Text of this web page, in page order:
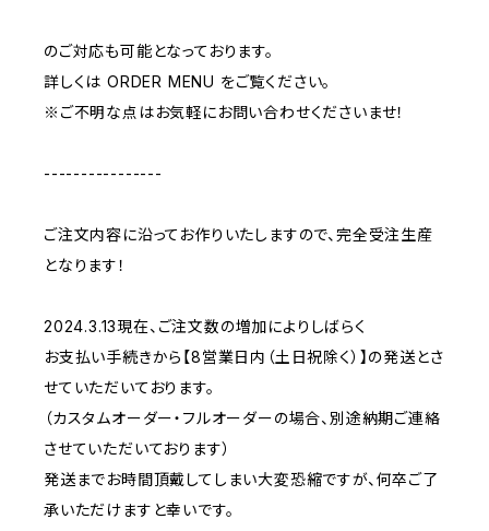
のご対応も可能となっております。
詳しくは ORDER MENU をご覧ください。
※ご不明な点はお気軽にお問い合わせくださいませ！
----------------
ご注文内容に沿ってお作りいたしますので、完全受注生産
となります！
2024.3.13現在、ご注文数の増加によりしばらく
お支払い手続きから【8営業日内（土日祝除く）】の発送とさ
せていただいております。
（カスタムオーダー・フルオーダーの場合、別途納期ご連絡
させていただいております）
発送までお時間頂戴してしまい大変恐縮ですが、何卒ご了
承いただけますと幸いです。